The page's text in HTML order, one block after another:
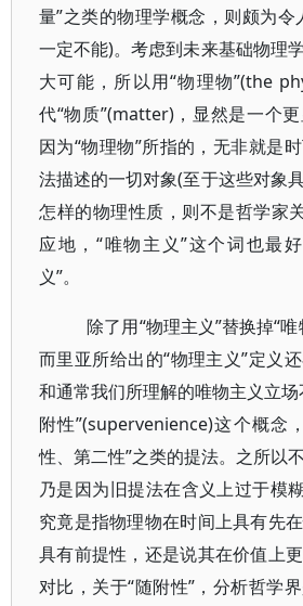
量”之类的物理学概念，则颇为
一定不能)。考虑到未来基础物理
大可能，所以用“物理物”(the
代“物质”(matter)，显然是一个
因为“物理物”所指的，无非就是
法描述的一切对象(至于这些对象
怎样的物理性质，则不是哲学
应地，“唯物主义”这个词也最
义”。
除了用“物理主义”替换掉“
而里亚所给出的“物理主义”定义
和通常我们所理解的唯物主义立
附性”(supervenience)这个概念
性、第二性”之类的提法。之所以
乃是因为旧提法在含义上过于模
究竟是指物理物在时间上具有先
具有前提性，还是说其在价值上
对比，关于“随附性”，分析哲学